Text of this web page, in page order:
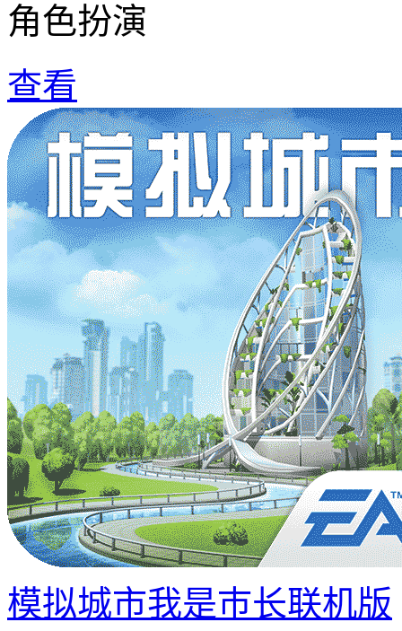
角色扮演
查看
模拟城市我是巿长联机版